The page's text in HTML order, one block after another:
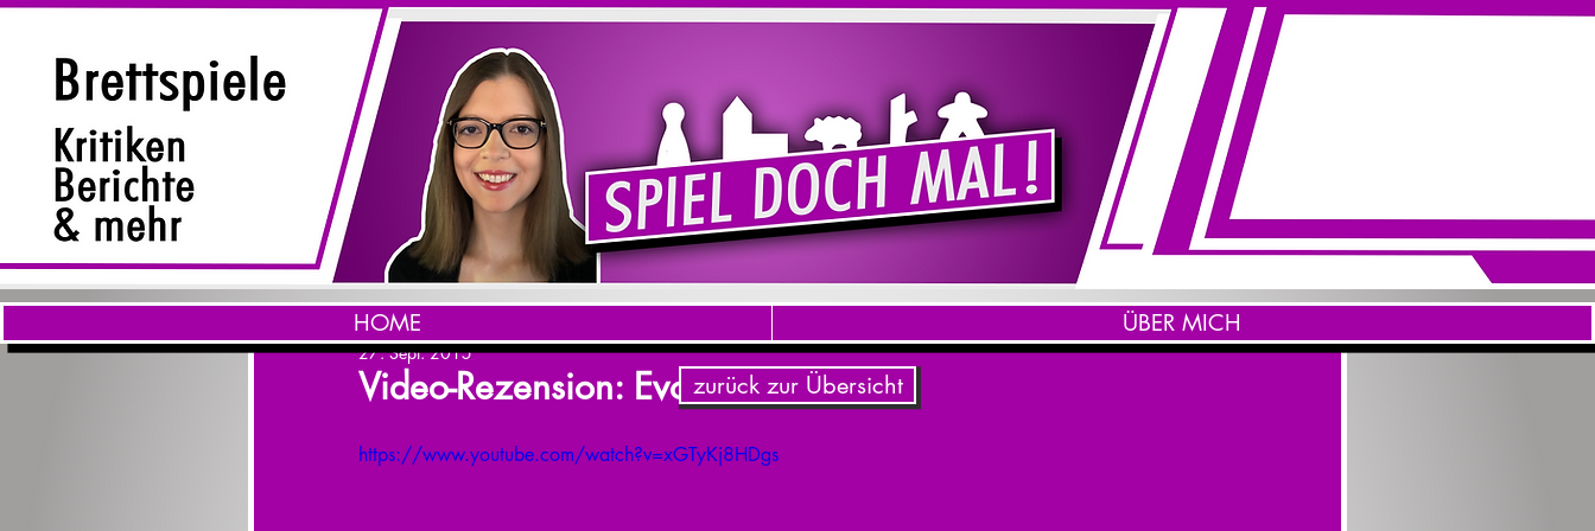
Video-Rezension: Evolution
27. Sept. 2015
https://www.youtube.com/watch?v=xGTyKj8HDgs
zurück zur Übersicht
HOME ÜBER MICH